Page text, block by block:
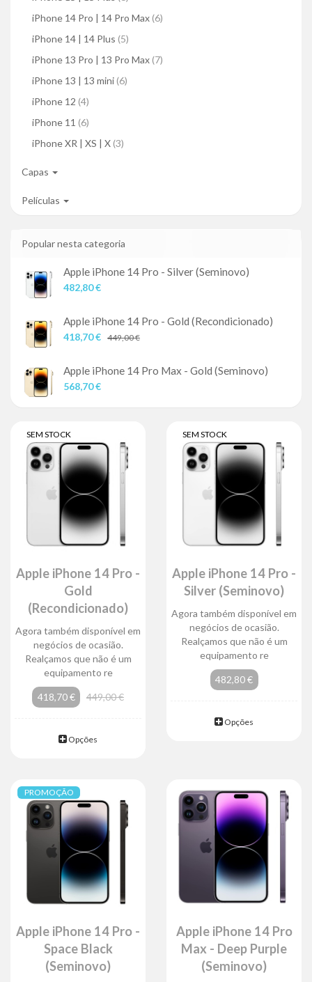
iPhone 14 Pro | 14 Pro Max (6)
iPhone 14 | 14 Plus (5)
iPhone 13 Pro | 13 Pro Max (7)
iPhone 13 | 13 mini (6)
iPhone 12 (4)
iPhone 11 (6)
iPhone XR | XS | X (3)
Capas
Películas
Popular nesta categoria
Apple iPhone 14 Pro - Silver (Seminovo)
482,80 €
Apple iPhone 14 Pro - Gold (Recondicionado)
418,70 € 449,00 €
Apple iPhone 14 Pro Max - Gold (Seminovo)
568,70 €
SEM STOCK
Apple iPhone 14 Pro -
Gold
(Recondicionado)
Agora também disponível em
negócios de ocasião.
Realçamos que não é um
equipamento re
418,70 € 449,00 €
Opções
SEM STOCK
Apple iPhone 14 Pro -
Silver (Seminovo)
Agora também disponível em
negócios de ocasião.
Realçamos que não é um
equipamento re
482,80 €
Opções
PROMOÇÃO
Apple iPhone 14 Pro -
Space Black
(Seminovo)
Apple iPhone 14 Pro
Max - Deep Purple
(Seminovo)